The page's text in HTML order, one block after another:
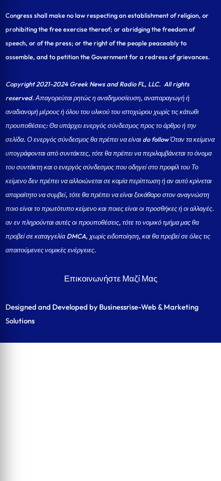
Congress shall make no law respecting an establishment of religion, or
prohibiting the free exercise thereof; or abridging the freedom of
speech, or of the press; or the right of the people peaceably to
assemble, and to petition the Government for a redress of grievances.
Copyright 2021-2024 Greek News and Radio FL, LLC. All rights
reserved. Απαγορεύται ρητώς η αναδημοσίευση, αναπαραγωγή ή
αναδιανομή μέρους ή όλου του υλικού του ιστοχώρου χωρίς τις κάτωθι
προυποθέσεις: Θα υπάρχει ενεργός σύνδεσμος προς το άρθρο ή την
σελίδα.Ο ενεργός σύνδεσμος θα πρέπει να είναι do follow Όταν τα κείμενα
υπογράφονται από συντάκτες, τότε θα πρέπει να περιλαμβάνεται το όνομα
του συντάκτη και ο ενεργός σύνδεσμος που οδηγεί στο προφίλ του Το
κείμενο δεν πρέπει να αλλοιώνεται σε καμία περίπτωση ή αν αυτό κρίνεται
απαραίτητο να συμβεί, τότε θα πρέπει να είναι ξεκάθαρο στον αναγνώστη
ποιο είναι το πρωτότυπο κείμενο και ποιες είναι οι προσθήκες ή οι αλλαγές.
αν εν πληρούνται αυτές οι προυποθέσεις, τότε το νομικό τμήμα μας θα
προβεί σε καταγγελία DMCA, χωρίς ειδοποίηση, και θα προβεί σε όλες τις
απαιτούμενες νομικές ενέργειες.
Επικοινωνήστε Μαζί Μας
Designed and Developed by Businessrise-Web & Marketing
Solutions